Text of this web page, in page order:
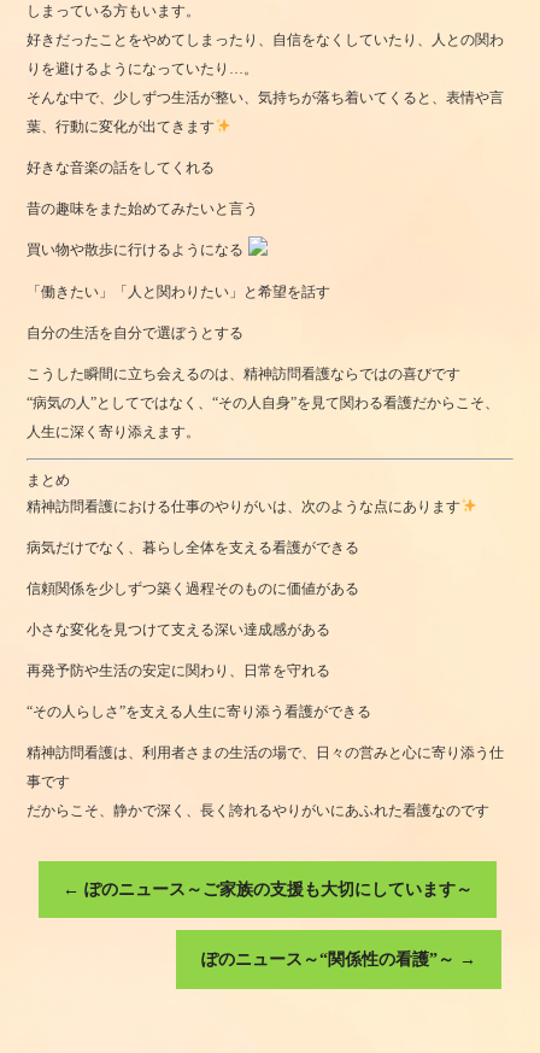
しまっている方もいます。
好きだったことをやめてしまったり、自信をなくしていたり、人との関わ
りを避けるようになっていたり…。
そんな中で、少しずつ生活が整い、気持ちが落ち着いてくると、表情や言
葉、行動に変化が出てきます
好きな音楽の話をしてくれる
昔の趣味をまた始めてみたいと言う
買い物や散歩に行けるようになる
「働きたい」「人と関わりたい」と希望を話す
自分の生活を自分で選ぼうとする
こうした瞬間に立ち会えるのは、精神訪問看護ならではの喜びです
“病気の人”としてではなく、“その人自身”を見て関わる看護だからこそ、
人生に深く寄り添えます。
まとめ
精神訪問看護における仕事のやりがいは、次のような点にあります
病気だけでなく、暮らし全体を支える看護ができる
信頼関係を少しずつ築く過程そのものに価値がある
小さな変化を見つけて支える深い達成感がある
再発予防や生活の安定に関わり、日常を守れる
“その人らしさ”を支える人生に寄り添う看護ができる
精神訪問看護は、利用者さまの生活の場で、日々の営みと心に寄り添う仕
事です
だからこそ、静かで深く、長く誇れるやりがいにあふれた看護なのです
← ぽのニュース～ご家族の支援も大切にしています～
ぽのニュース～“関係性の看護”～ →